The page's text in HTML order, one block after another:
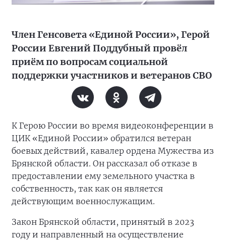
Член Генсовета «Единой России», Герой
России Евгений Поддубный провёл
приём по вопросам социальной
поддержки участников и ветеранов СВО
К Герою России во время видеоконференции в
ЦИК «Единой России» обратился ветеран
боевых действий, кавалер ордена Мужества из
Брянской области. Он рассказал об отказе в
предоставлении ему земельного участка в
собственность, так как он является
действующим военнослужащим.
Закон Брянской области, принятый в 2023
году и направленный на осуществление